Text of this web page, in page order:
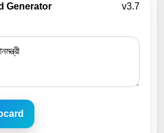
Generator
v3.7